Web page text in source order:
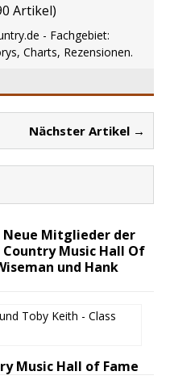
Artikel)
- Fachgebiet:
Charts, Rezensionen.
Nächster Artikel →
Neue Mitglieder der
Country Music Hall Of
und Hank
Music Hall of Fame